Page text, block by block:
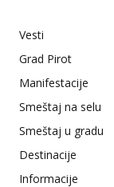
Vesti
Grad Pirot
Manifestacije
Smeštaj na selu
Smeštaj u gradu
Destinacije
Informacije